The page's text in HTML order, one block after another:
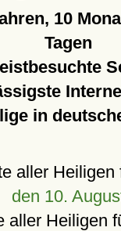
10
Tagen
in
aller Heiligen
den 10.
aller Heiligen